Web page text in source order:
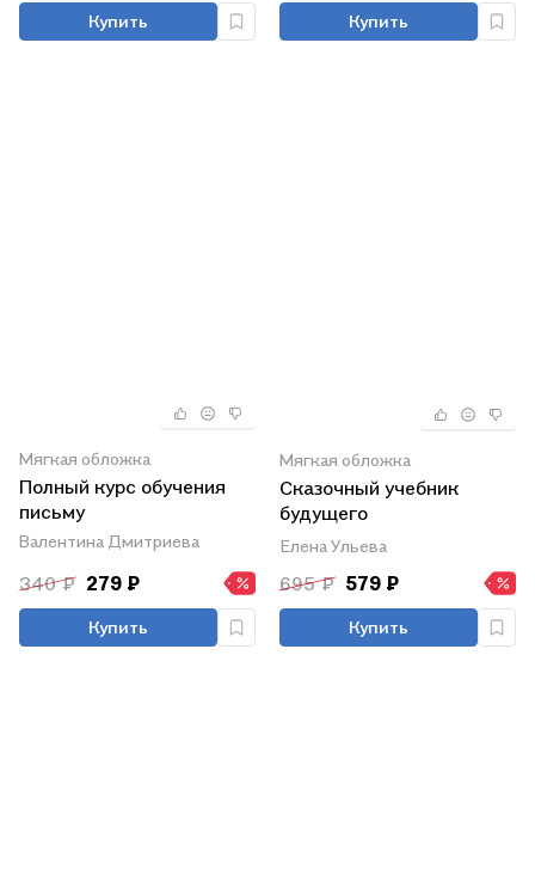
Купить Купить
Мягкая обложка
Полный курс обучения
письму
Валентина Дмитриева
340 ₽ 279 ₽
Купить
Мягкая обложка
Сказочный учебник
будущего
первоклассника
Елена Ульева
695 ₽ 579 ₽
Купить